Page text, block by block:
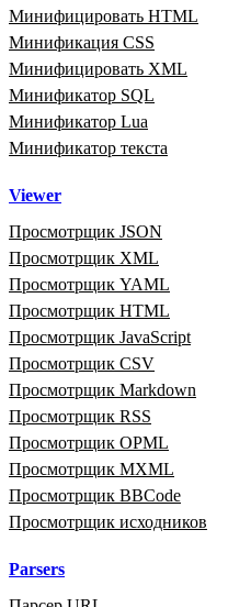
Минифицировать HTML
Минификация CSS
Минифицировать XML
Минификатор SQL
Минификатор Lua
Минификатор текста
Viewer
Просмотрщик JSON
Просмотрщик XML
Просмотрщик YAML
Просмотрщик HTML
Просмотрщик JavaScript
Просмотрщик CSV
Просмотрщик Markdown
Просмотрщик RSS
Просмотрщик OPML
Просмотрщик MXML
Просмотрщик BBCode
Просмотрщик исходников
Parsers